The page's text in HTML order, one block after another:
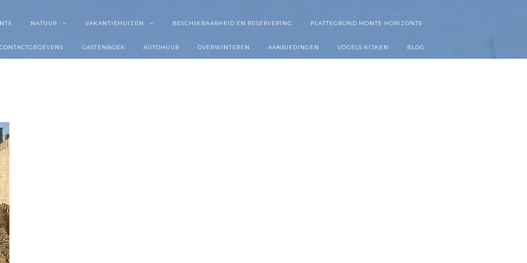
NATUUR VAKANTIEHUIZEN BESCHIKBAARHEID EN RESERVERING PLATTEGROND MONTE HORIZONTE
CONTACTGEGEVENS GASTENBOEK AUTOHUUR OVERWINTEREN AANBIEDINGEN VOGELS KIJKEN BLOG